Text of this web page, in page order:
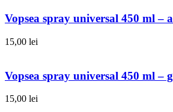
Vopsea spray universal 450 ml –
15,00 lei
Vopsea spray universal 450 ml –
15,00 lei